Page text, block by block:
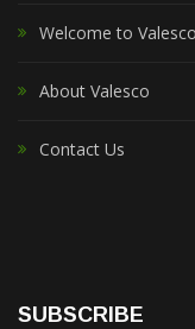
Welcome to Valesco
About Valesco
Contact Us
SUBSCRIBE